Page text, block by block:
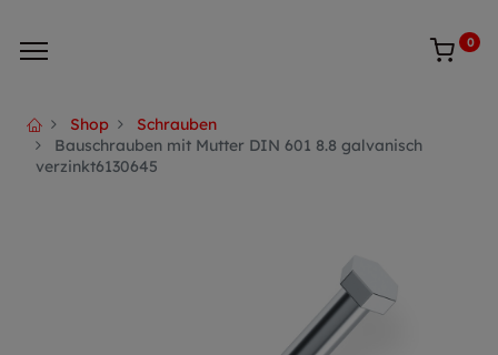
0
Shop
Schrauben
Bauschrauben mit Mutter DIN 601 8.8 galvanisch
verzinkt6130645